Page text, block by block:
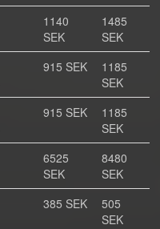
1140
SEK
1485
SEK
915 SEK
1185
SEK
915 SEK
1185
SEK
6525
SEK
8480
SEK
385 SEK
505
SEK